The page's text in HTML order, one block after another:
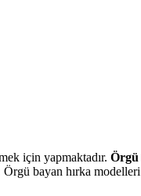
için yapmaktadır. Örgü
Örgü bayan hırka